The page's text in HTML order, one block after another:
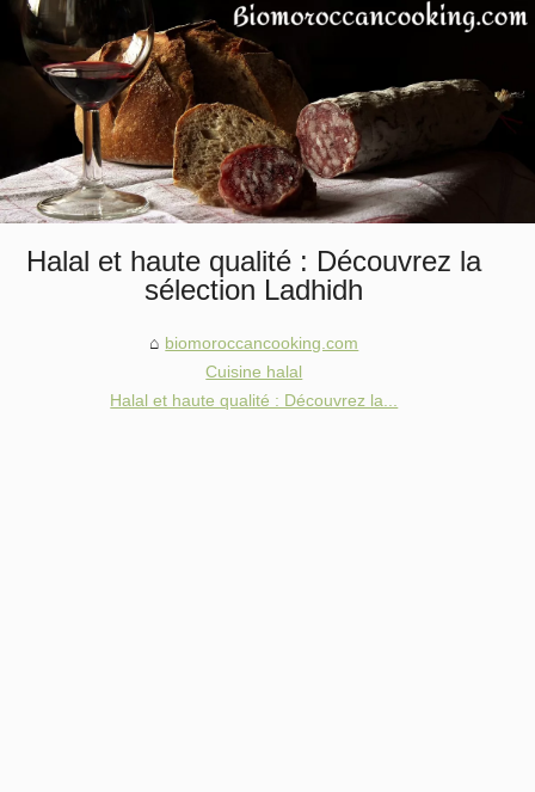
Halal et haute qualité : Découvrez la
sélection Ladhidh
biomoroccancooking.com
Cuisine halal
Halal et haute qualité : Découvrez la...